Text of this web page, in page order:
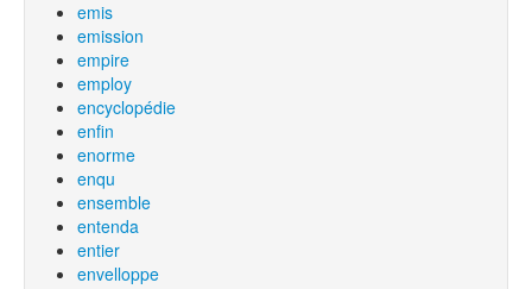
emis
emission
empire
employ
encyclopédie
enfin
enorme
enqu
ensemble
entenda
entier
envelloppe